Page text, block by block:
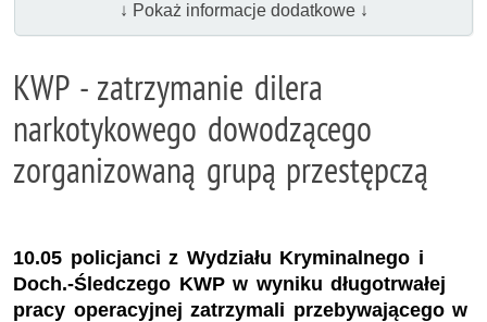
↓ Pokaż informacje dodatkowe ↓
KWP - zatrzymanie dilera
narkotykowego dowodzącego
zorganizowaną grupą przestępczą
10.05 policjanci z Wydziału Kryminalnego i
Doch.-Śledczego KWP w wyniku długotrwałej
pracy operacyjnej zatrzymali przebywającego w